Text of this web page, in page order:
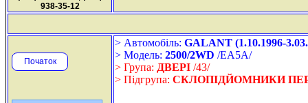
938-35-12
Початок
> Автомобіль: GALANT (1.10.1996-
> Модель: 2500/2WD /EA5A/
> Група: ДВЕРІ /43/
> Підгрупа: СКЛОПІДЙОМНИКИ